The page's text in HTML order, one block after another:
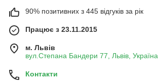
90% позитивних з 445 відгуків за рік
Працює з 23.11.2015
м. Львів
вул.Степана Бандери 77, Львів, Україна
Контакти